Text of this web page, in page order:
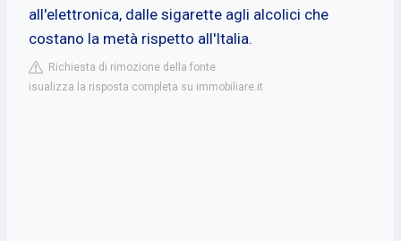
all'elettronica, dalle sigarette agli alcolici che
costano la metà rispetto all'Italia.
Richiesta di rimozione della fonte
isualizza la risposta completa su immobiliare.it